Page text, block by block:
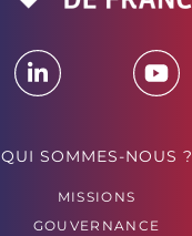
QUI SOMMES-NOUS ?
MISSIONS
GOUVERNANCE